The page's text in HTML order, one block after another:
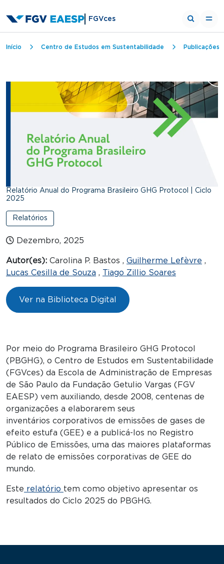
FGVces
Trilha de navegação
Início Centro de Estudos em Sustentabilidade Publicações
Relatório Anual do Programa Brasileiro GHG Protocol | Ciclo
2025
Relatórios
Dezembro, 2025
Autor(es): Carolina P. Bastos , Guilherme Lefèvre ,
Lucas Cesilla de Souza , Tiago Zillio Soares
Ver na Biblioteca Digital
Por meio do Programa Brasileiro GHG Protocol
(PBGHG), o Centro de Estudos em Sustentabilidade
(FGVces) da Escola de Administração de Empresas
de São Paulo da Fundação Getulio Vargas (FGV
EAESP) vem auxiliando, desde 2008, centenas de
organizações a elaborarem seus
inventários corporativos de emissões de gases de
efeito estufa (GEE) e a publicá-los no Registro
Público de Emissões, uma das maiores plataformas
de relato de emissões corporativas de GEE do
mundo.
Este relatório tem como objetivo apresentar os
resultados do Ciclo 2025 do PBGHG.